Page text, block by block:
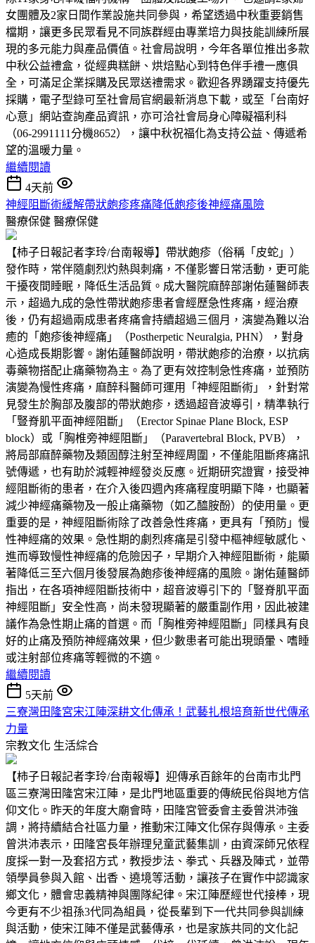
女團體及2家日間作業設施共同參與，希望透過中秋重要銷售
檔期，讓更多民眾看見不同族群經由專業培力與技能訓練所展
現的多元能力與產品價值。社會局說明，今年各單位推出多款
中秋公益禮盒，從經典糕餅、烘焙點心到特色伴手禮一應俱
全，可滿足企業採購及民眾送禮需求。歡迎各界踴躍支持優先
採購，電子型錄可至社會局官網最新消息下載，或至「台南好
心意」網站查詢產品資訊，亦可洽社會局身心障礙福利科
（06-2991111分機8652），讓中秋祝福化為支持公益、傳遞希
望的溫暖力量。
繼續閱讀
4天前
神經阻斷術緩解帶狀皰疹疼痛降低皰疹後神經痛風險
醫療保健 醫療保健
【柿子日報記者李玲/台南報導】帶狀皰疹（俗稱「皮蛇」）
發作時，常伴隨劇烈灼熱與刺痛，不僅影響日常活動，更可能
干擾夜間睡眠，降低生活品質。成大醫院麻醉部謝佑蓮醫師表
示，超過九成的急性帶狀皰疹患者會經歷急性疼痛，經治療
後，仍有超過兩成患者疼痛會持續超過三個月，演變為難以治
癒的「皰疹後神經痛」（Postherpetic Neuralgia, PHN），對身
心造成長期影響。謝佑蓮醫師說明，帶狀皰疹的治療，以抗病
毒藥物搭配止痛藥物為主。為了更有效控制急性疼痛，並預防
演變為慢性疼痛，麻醉科醫師可運用「神經阻斷術」，針對常
見發生於胸部及腹部的帶狀皰疹，透過超音波導引，精準執行
「豎脊肌平面神經阻斷」（Erector Spinae Plane Block, ESP
block）或「胸椎旁神經阻斷」（Paravertebral Block, PVB），
將局部麻醉藥物及類固醇注射至神經周圍，不僅能阻斷疼痛訊
號傳遞，也有助於減輕神經發炎反應。近期研究證實，接受神
經阻斷術的患者，在介入後四週內疼痛程度明顯下降，也顯著
減少神經痛藥物及一般止痛藥物（如乙醯胺酚）的使用量。更
重要的是，神經阻斷術除了改善急性疼痛，更具有「預防」慢
性神經痛的效果。急性期的劇烈疼痛是引發中樞神經敏感化、
進而導致慢性神經痛的危險因子，早期介入神經阻斷術，能顯
著降低三至六個月後發展為皰疹後神經痛的風險。謝佑蓮醫師
指出，在各項神經阻斷技術中，超音波導引下的「豎脊肌平面
神經阻斷」安全性高，尚未發現顯著的嚴重副作用，因此被建
議作為急性期止痛的首選。而「胸椎旁神經阻斷」同樣具有良
好的止痛及預防神經痛效果，但少數患者可能出現頭暈、嗜睡
或注射部位疼痛等輕微的不適。
繼續閱讀
5天前
三寮灣田隆宮宋江陣深耕文化傳承！武藝扎根培育新世代傳承
力量
宗教文化 生活綜合
【柿子日報記者李玲/台南報導】迎傳承百餘年的台南市北門
區三寮灣田隆宮宋江陣，是北門地區重要的傳統民俗與地方信
仰文化。昨天的年度大廟會時，田隆宮管委會主委曾洪沛強
調，將持續結合社區力量，推動宋江陣文化保存與傳承。主委
曾洪沛表示，田隆宮長年辦理兒童武藝集訓，由資深師兄依程
度採一對一及套招方式，教授步法、拳式、兵器及陣式，並帶
領學員參與入館、出香、遶境等活動，讓孩子在實作中認識家
鄉文化，體會忠義精神與團隊紀律。宋江陣歷經世代接棒，現
今更有不少祖孫3代同為組員，從長輩到下一代共同參與訓練
與活動，使宋江陣不僅是武藝傳承，也是家族共同的文化記